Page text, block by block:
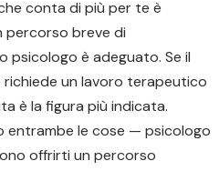
conta di più per te è
percorso breve di
psicologo è adeguato. Se il
un lavoro terapeutico
è la figura più indicata.
entrambe le cose — psicologo
offrirti un percorso